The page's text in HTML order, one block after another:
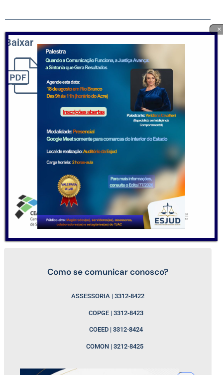
Baixar
Como se comunicar conosco?
ASSESSORIA | 3312-8422
COPGE | 3312-8423
COEED | 3312-8424
COMON | 3212-8425
×